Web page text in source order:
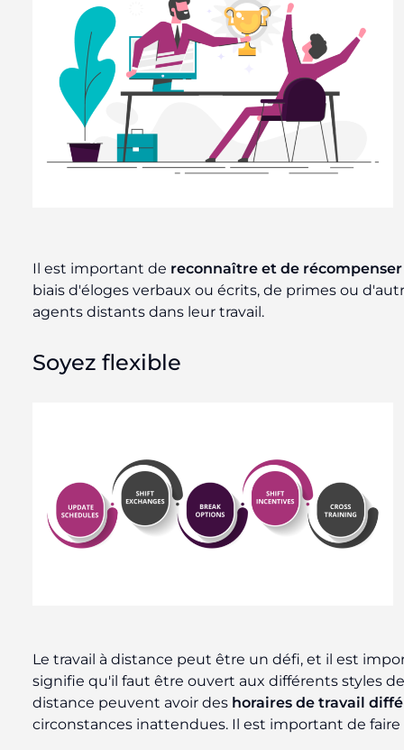
Il est important de reconnaître et de
biais d'éloges verbaux ou écrits, de primes ou
agents distants dans leur travail.
Soyez flexible
Le travail à distance peut être un défi, et il est
signifie qu'il faut être ouvert aux différents styles
distance peuvent avoir des horaires de travail
circonstances inattendues. Il est important de